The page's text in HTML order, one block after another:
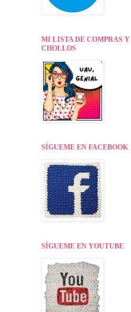
MI LISTA DE COMPRAS Y
CHOLLOS
SÍGUEME EN FACEBOOK
SÍGUEME EN YOUTUBE